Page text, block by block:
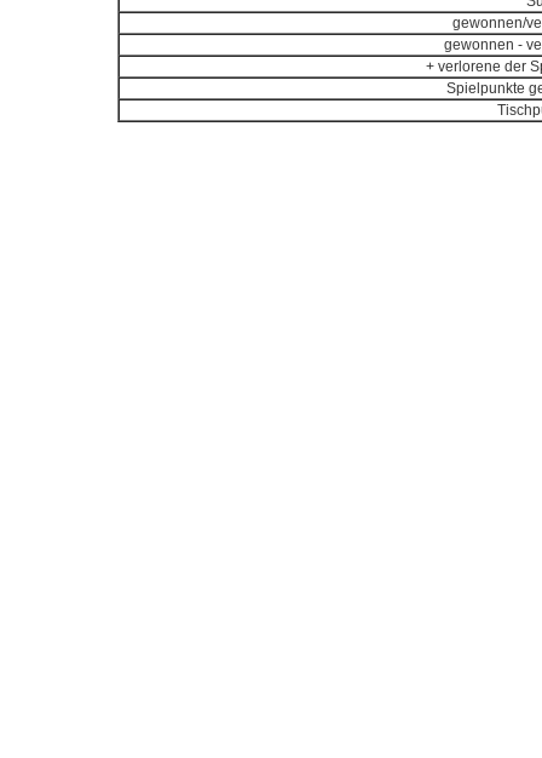
gewonnen/
gewonnen -
+ verlorene der
Spielpunkte